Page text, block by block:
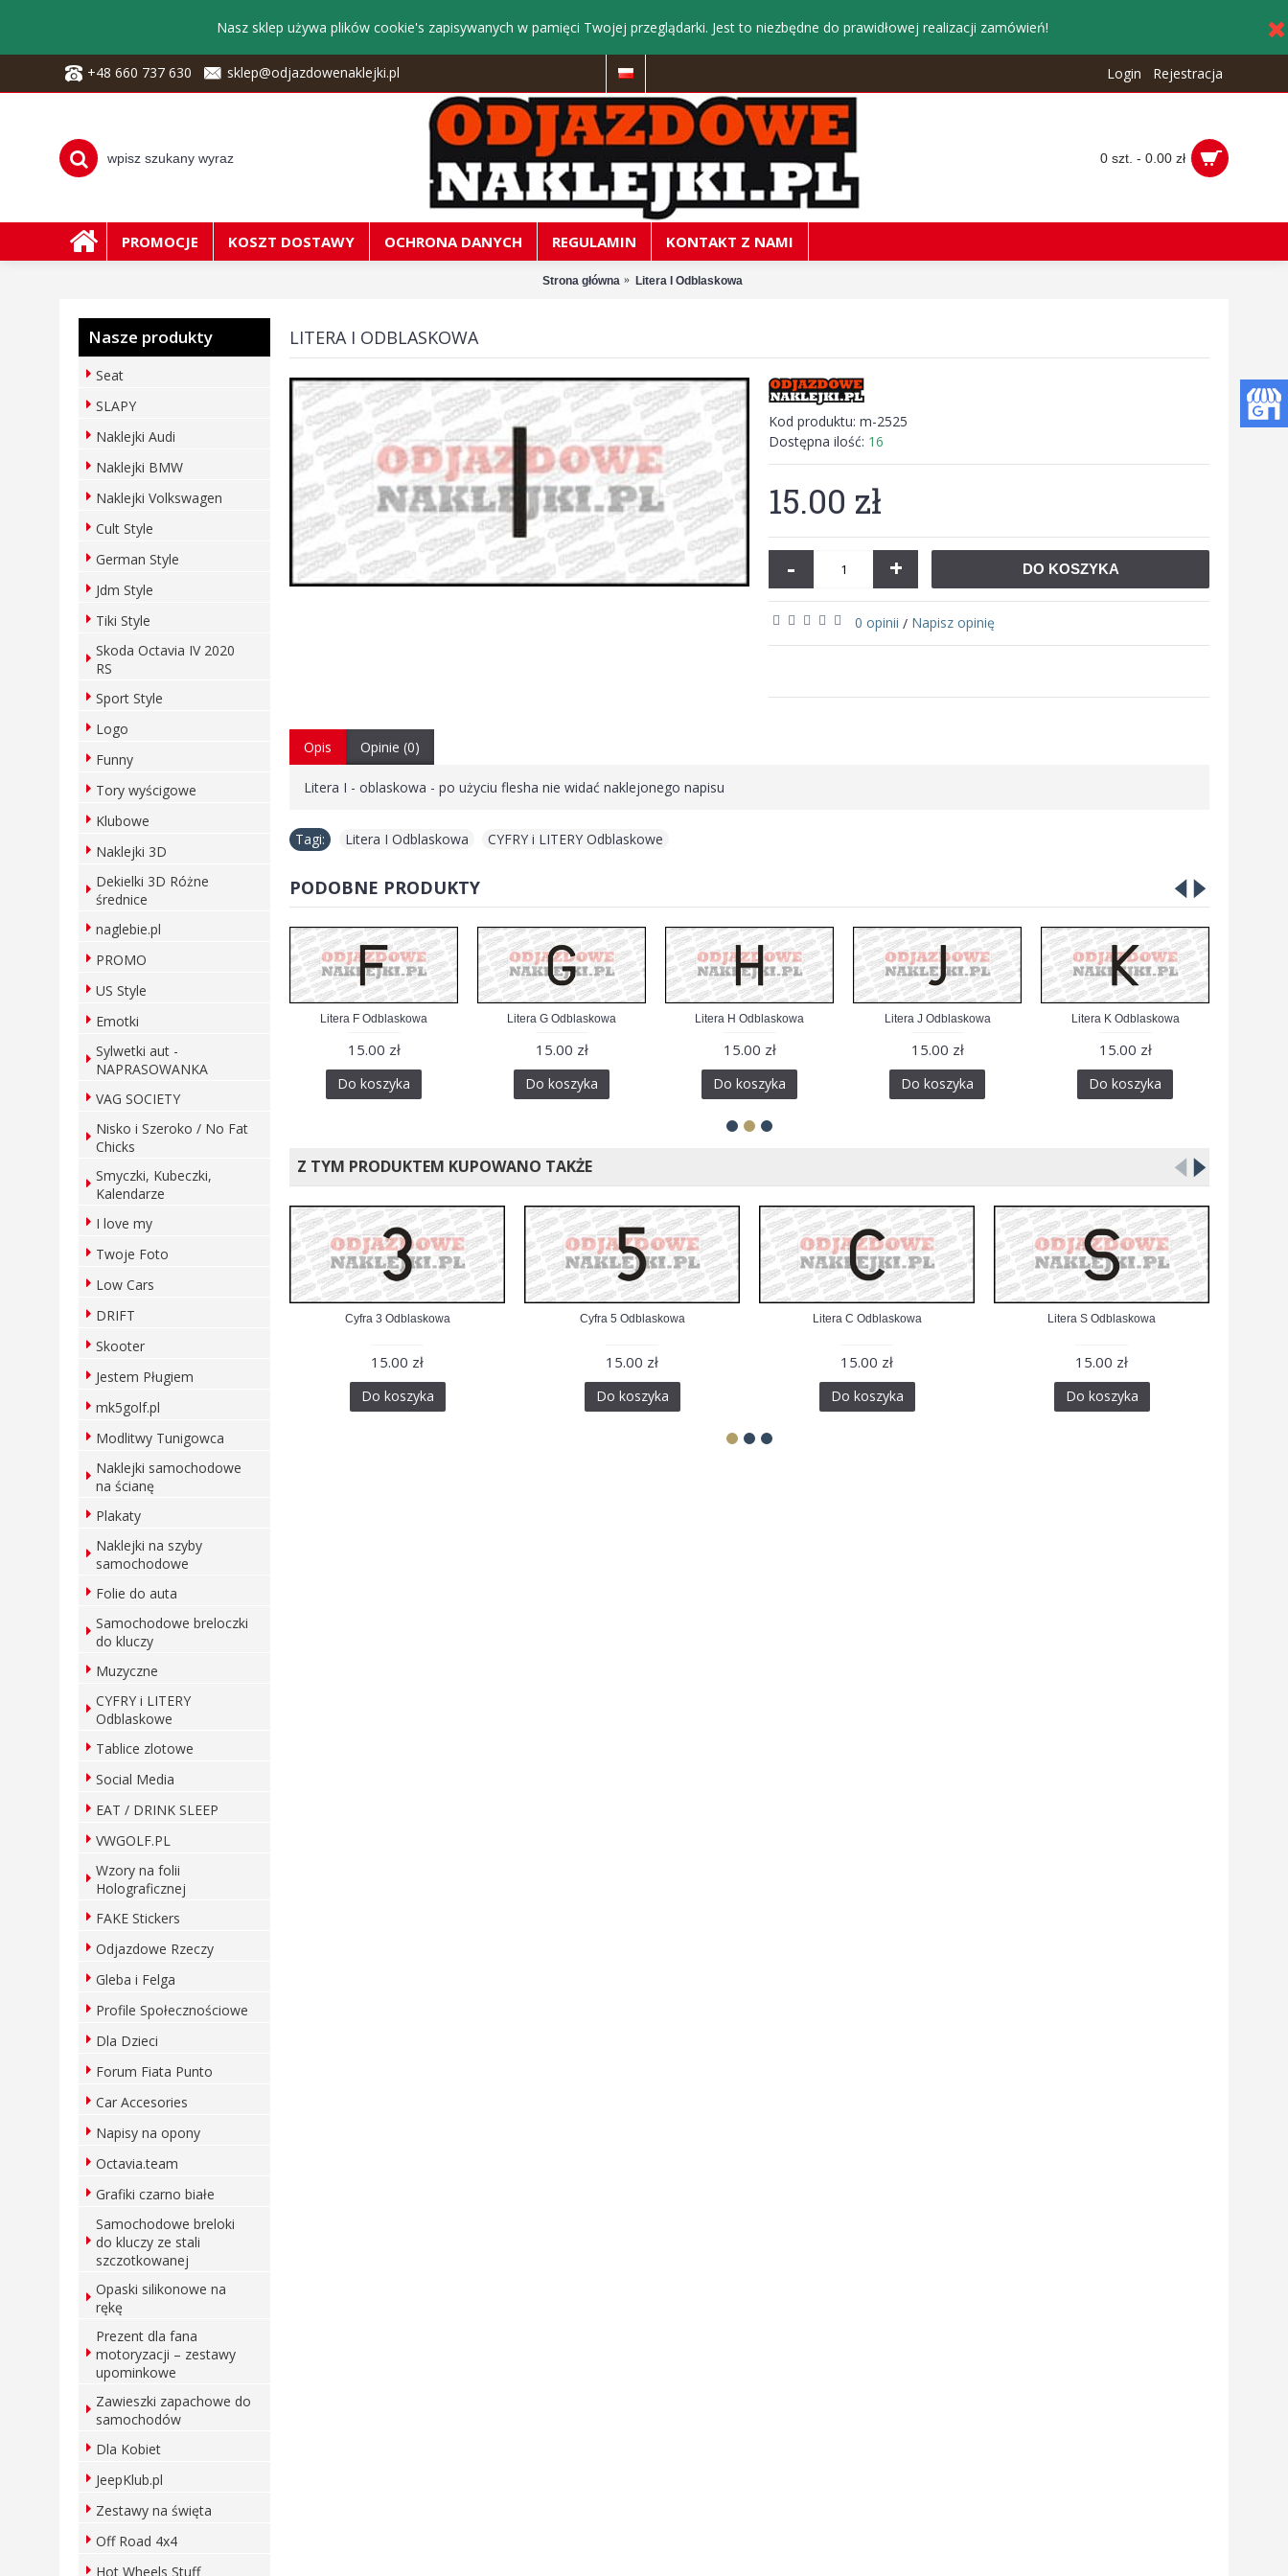
Nasz sklep używa plików cookie's zapisywanych w pamięci Twojej przeglądarki. Jest to niezbędne do prawidłowej realizacji zamówień!
+48 660 737 630 sklep@odjazdowenaklejki.pl Login Rejestracja
0 szt. - 0.00 zł
PROMOCJE KOSZT DOSTAWY OCHRONA DANYCH REGULAMIN KONTAKT Z NAMI
Strona główna Litera I Odblaskowa
Nasze produkty
Seat
SLAPY
Naklejki Audi
Naklejki BMW
Naklejki Volkswagen
Cult Style
German Style
Jdm Style
Tiki Style
Skoda Octavia IV 2020
RS
Sport Style
Logo
Funny
Tory wyścigowe
Klubowe
Naklejki 3D
Dekielki 3D Różne
średnice
naglebie.pl
PROMO
US Style
Emotki
Sylwetki aut -
NAPRASOWANKA
VAG SOCIETY
Nisko i Szeroko / No Fat
Chicks
Smyczki, Kubeczki,
Kalendarze
I love my
Twoje Foto
Low Cars
DRIFT
Skooter
Jestem Pługiem
mk5golf.pl
Modlitwy Tunigowca
Naklejki samochodowe
na ścianę
Plakaty
Naklejki na szyby
samochodowe
Folie do auta
Samochodowe breloczki
do kluczy
Muzyczne
CYFRY i LITERY
Odblaskowe
Tablice zlotowe
Social Media
EAT / DRINK SLEEP
VWGOLF.PL
Wzory na folii
Holograficznej
FAKE Stickers
Odjazdowe Rzeczy
Gleba i Felga
Profile Społecznościowe
Dla Dzieci
Forum Fiata Punto
Car Accesories
Napisy na opony
Octavia.team
Grafiki czarno białe
Samochodowe breloki
do kluczy ze stali
szczotkowanej
Opaski silikonowe na
rękę
Prezent dla fana
motoryzacji – zestawy
upominkowe
Zawieszki zapachowe do
samochodów
Dla Kobiet
JeepKlub.pl
Zestawy na święta
Off Road 4x4
Hot Wheels Stuff
LITERA I ODBLASKOWA
Kod produktu: m-2525
Dostępna ilość: 16
15.00 zł
- + DO KOSZYKA
0 opinii / Napisz opinię
Opis Opinie (0)
Litera I - oblaskowa - po użyciu flesha nie widać naklejonego napisu
Tagi: Litera I Odblaskowa CYFRY i LITERY Odblaskowe
PODOBNE PRODUKTY
Litera E Odblaskowa
15.00 zł
Litera F Odblaskowa
15.00 zł
Do koszyka
Litera G Odblaskowa
15.00 zł
Do koszyka
Litera H Odblaskowa
15.00 zł
Do koszyka
Litera J Odblaskowa
15.00 zł
Do koszyka
Litera K Odblaskowa
15.00 zł
Do koszyka
Z TYM PRODUKTEM KUPOWANO TAKŻE
Cyfra 3 Odblaskowa
15.00 zł
Do koszyka
Cyfra 5 Odblaskowa
15.00 zł
Do koszyka
Litera C Odblaskowa
15.00 zł
Do koszyka
Litera S Odblaskowa
15.00 zł
Do koszyka